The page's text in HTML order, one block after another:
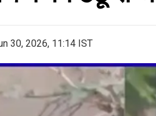
30, 2026, 11:14 IST